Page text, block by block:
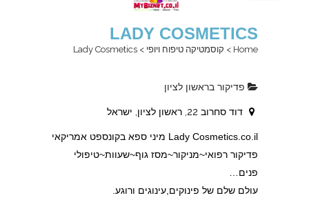
LADY COSMETICS
Home
> קוסמטיקה טיפוח ויופי >
Lady Cosmetics
פדיקור בראשון לציון
דוד סחרוב 22, ראשון לציון, ישראל
Lady Cosmetics.co.il מיני ספא בקונספט אמריקאי
פדיקור רפואי~מניקור~מסז גוף~שעוות~טיפולי
פנים…
עולם שלם של פינוקים,עינוגים ורוגע.